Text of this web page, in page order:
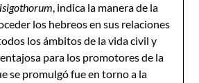
, indica la manera de la
los hebreos en sus relaciones
los ámbitos de la vida civil y
para los promotores de la
se promulgó fue en torno a la